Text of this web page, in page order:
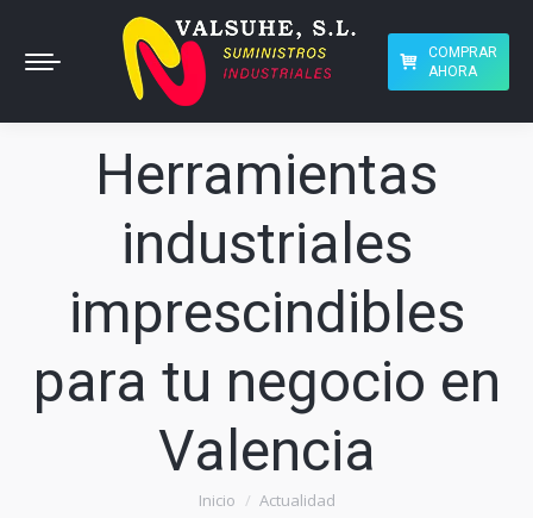
COMPRAR
AHORA
Herramientas
industriales
imprescindibles
para tu negocio en
Valencia
Inicio
Actualidad